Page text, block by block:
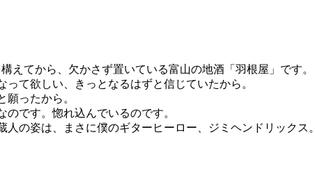
えてから、欠かさず置いている富山の地酒「羽根屋」です。
て欲しい、きっとなるはずと信じていたから。
願ったから。
です。惚れ込んでいるのです。
の姿は、まさに僕のギターヒーロー、ジミヘンドリックス。